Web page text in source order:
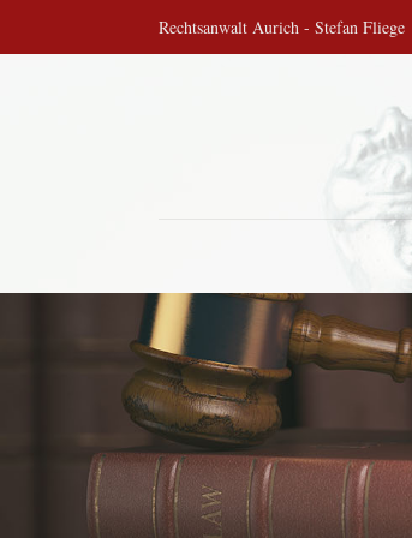
Rechtsanwalt Aurich - Stefan Fliege